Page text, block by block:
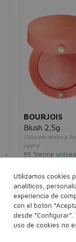
BOURJOIS
Blush 2,5g
Colorete textura
ligera
85 Sienne unisex
Añadir a la
Utilizamos cookies
analíticos,
experiencia de
con el botón
desde
uso de cookies no